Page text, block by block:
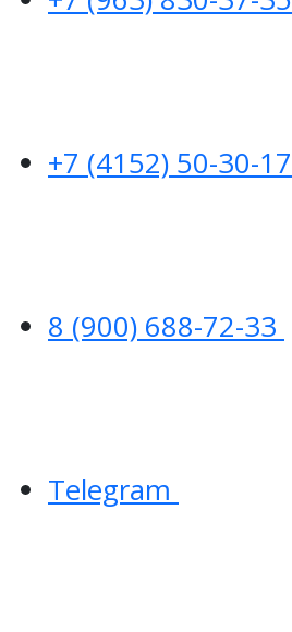
+7 (4152) 50-30-17
8 (900) 688-72-33
Telegram